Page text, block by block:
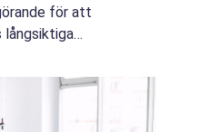
för att
långsiktiga